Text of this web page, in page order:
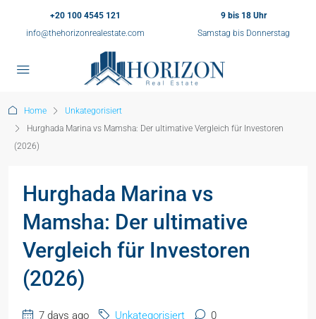
+20 100 4545 121
info@thehorizonrealestate.com
9 bis 18 Uhr
Samstag bis Donnerstag
Home
Unkategorisiert
Hurghada Marina vs Mamsha: Der ultimative Vergleich für Investoren
(2026)
Hurghada Marina vs
Mamsha: Der ultimative
Vergleich für Investoren
(2026)
7 days ago Unkategorisiert 0